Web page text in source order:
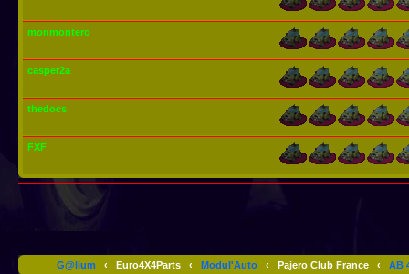
monmontero
casper2a
thedocs
FXF
G@lium ‹ Euro4X4Parts ‹ Modul'Auto ‹ Pajero Club France ‹ AB